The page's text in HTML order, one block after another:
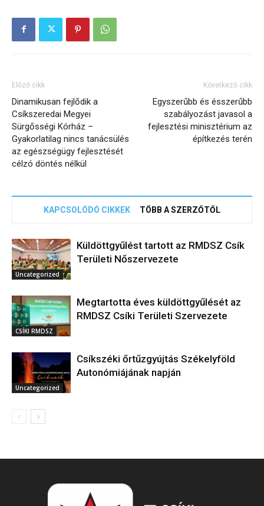
Előző cikk
Dinamikusan fejlődik a
Csíkszeredai Megyei
Sürgősségi Kórház –
Gyakorlatilag nincs tanácsülés
az egészségügy fejlesztését
célzó döntés nélkül
Következő cikk
Egyszerűbb és ésszerűbb
szabályozást javasol a
fejlesztési minisztérium az
építkezés terén
KAPCSOLÓDÓ CIKKEK TÖBB A SZERZŐTŐL
Uncategorized
Küldöttgyűlést tartott az RMDSZ Csík
Területi Nőszervezete
CSÍKI RMDSZ
Megtartotta éves küldöttgyűlését az
RMDSZ Csíki Területi Szervezete
Uncategorized
Csíkszéki őrtűzgyújtás Székelyföld
Autonómiájának napján